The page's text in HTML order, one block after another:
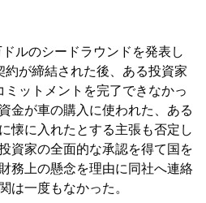
ルのシードラウンドを発表し
が締結された後、ある投資家
ットメントを完了できなかっ
金が車の購入に使われた、ある
懐に入れたとする主張も否定し
資家の全面的な承認を得て国を
務上の懸念を理由に同社へ連絡
は一度もなかった。